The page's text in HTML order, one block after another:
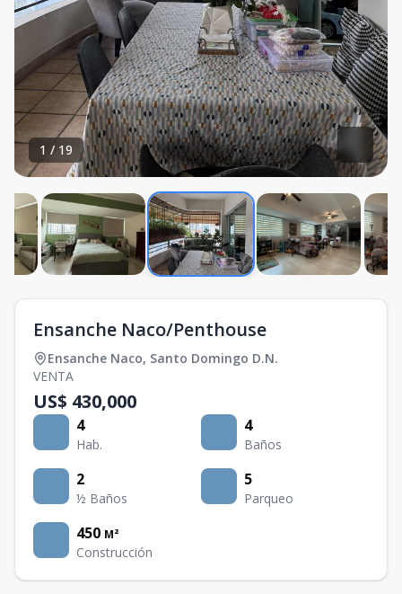
1 / 19
Ensanche Naco/Penthouse
Ensanche Naco, Santo Domingo D.N.
VENTA
US$ 430,000
4
Hab.
4
Baños
2
½ Baños
5
Parqueo
450 M²
Construcción